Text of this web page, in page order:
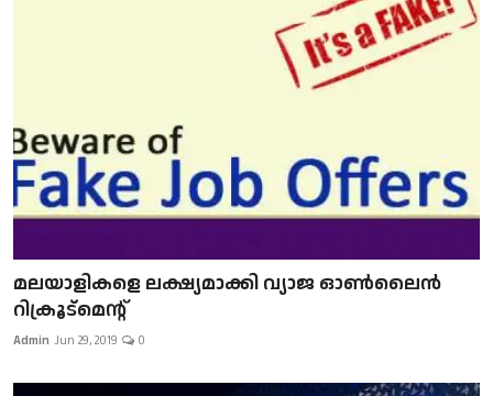
മലയാളികളെ ലക്ഷ്യമാക്കി വ്യാജ ഓൺലൈൻ
റിക്രൂട്മെന്റ്
Admin Jun 29, 2019 0